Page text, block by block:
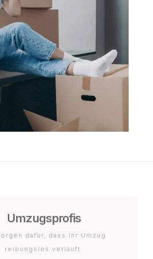
Umzugsprofis
dafür, dass Ihr Umzug
reibungslos verläuft.